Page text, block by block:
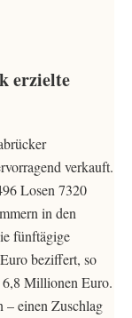
erzielte
verkauft.
Losen 7320
in den
fünftägige
beziffert, so
6,8 Millionen Euro.
– einen Zuschlag